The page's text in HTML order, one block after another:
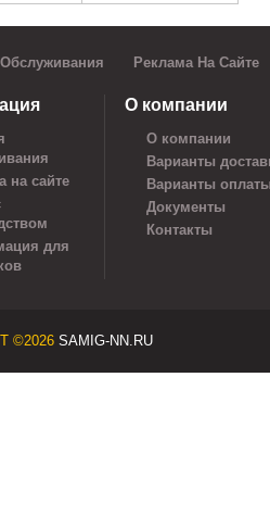
Реклама На Сайте
на сайте
для
О компании
О компании
Варианты
Варианты
Документы
Контакты
©2026 SAMIG-NN.RU